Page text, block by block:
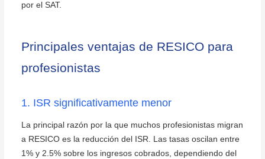
por el SAT.
Principales ventajas de RESICO para
profesionistas
1. ISR significativamente menor
La principal razón por la que muchos profesionistas migran
a RESICO es la reducción del ISR. Las tasas oscilan entre
1% y 2.5% sobre los ingresos cobrados, dependiendo del